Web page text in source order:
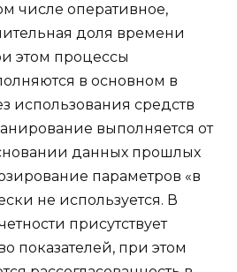
числе оперативное,
доля времени
этом процессы
в основном в
использования средств
выполняется от
данных прошлых
параметров «в
не используется. В
присутствует
показателей, при этом